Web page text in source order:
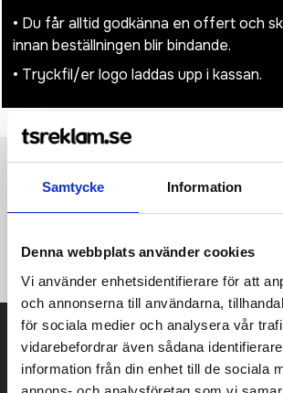
Samtycke Information
Denna webbplats använder cookies
Vi använder enhetsidentifierare för att
och annonserna till användarna,
för sociala medier och analysera vår
vidarebefordrar även sådana
information från din enhet till de sociala
• Du får alltid godkänna en offert och
innan beställningen blir bindande.
• Tryckfil/er logo laddas upp i kassan.
Produktinformation SpecifikationerPristabell
·Justerbart spänne.
Prisuppgift på
Kontakta oss här för att få förslag på